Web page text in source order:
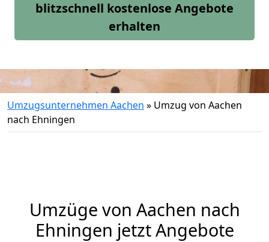
blitzschnell kostenlose Angebote
erhalten
Umzugsunternehmen Aachen » Umzug von Aachen
nach Ehningen
Umzüge von Aachen nach
Ehningen jetzt Angebote